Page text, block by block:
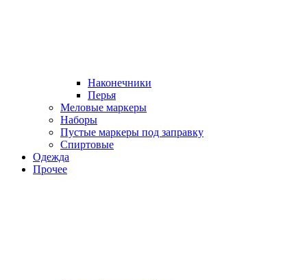
Наконечники
Перья
Меловые маркеры
Наборы
Пустые маркеры под заправку
Спиртовые
Одежда
Прочее